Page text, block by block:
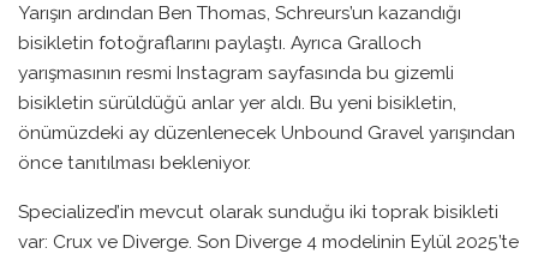
Yarışın ardından Ben Thomas, Schreurs’un kazandığı
bisikletin fotoğraflarını paylaştı. Ayrıca Gralloch
yarışmasının resmi Instagram sayfasında bu gizemli
bisikletin sürüldüğü anlar yer aldı. Bu yeni bisikletin,
önümüzdeki ay düzenlenecek Unbound Gravel yarışından
önce tanıtılması bekleniyor.
Specialized’in mevcut olarak sunduğu iki toprak bisikleti
var: Crux ve Diverge. Son Diverge 4 modelinin Eylül 2025’te